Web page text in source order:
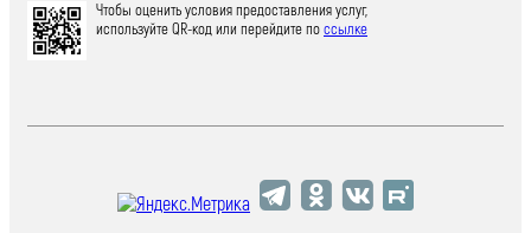
Чтобы оценить условия предоставления услуг,
используйте QR-код или перейдите поссылке